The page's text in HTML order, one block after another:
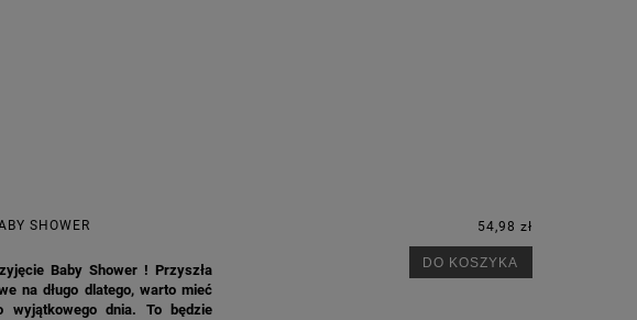
SHOWER
Baby Shower ! Przyszła
na długo dlatego, warto mieć
dnia. To będzie
54,98 zł
DO KOSZYKA